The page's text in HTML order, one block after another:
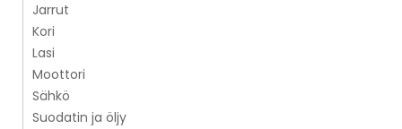
Jarrut
Kori
Lasi
Moottori
Sähkö
Suodatin ja öljy